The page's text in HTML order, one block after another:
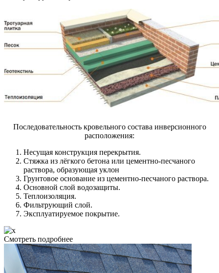
Последовательность кровельного состава инверсионного
расположения:
Несущая конструкция перекрытия.
Стяжка из лёгкого бетона или цементно-песчаного
раствора, образующая уклон
Грунтовое основание из цементно-песчаного раствора.
Основной слой водозащиты.
Теплоизоляция.
Фильтрующий слой.
Эксплуатируемое покрытие.
Смотреть подробнее